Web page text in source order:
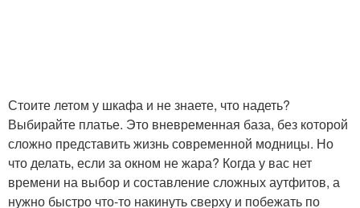
Стоите летом у шкафа и не знаете, что надеть?
Выбирайте платье. Это вневременная база, без которой
сложно представить жизнь современной модницы. Но
что делать, если за окном не жара? Когда у вас нет
времени на выбор и составление сложных аутфитов, а
нужно быстро что-то накинуть сверху и побежать по